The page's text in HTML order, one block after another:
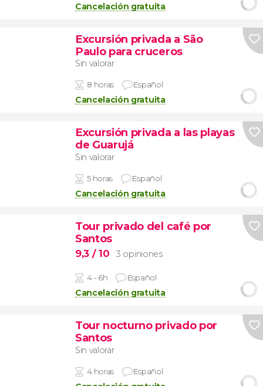
Cancelación gratuita
Excursión privada a São
Paulo para cruceros
Sin valorar
8 horas Español
Cancelación gratuita
Excursión privada a las playas
de Guarujá
Sin valorar
5 horas Español
Cancelación gratuita
Tour privado del café por
Santos
9,3 / 10 3 opiniones
4 - 6h Español
Cancelación gratuita
Tour nocturno privado por
Santos
Sin valorar
4 horas Español